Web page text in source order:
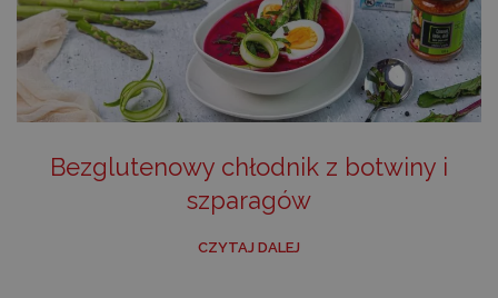
Bezglutenowy chłodnik z botwiny i
szparagów
CZYTAJ DALEJ